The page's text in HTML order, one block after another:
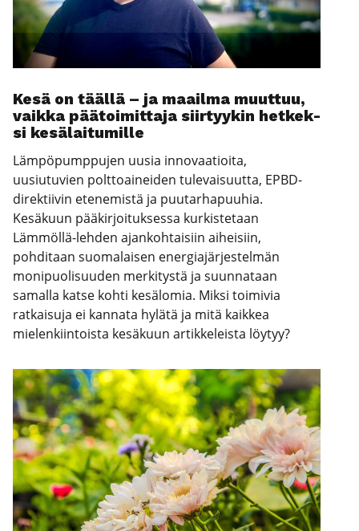
Kesä on tääl­lä – ja maa­il­ma muut­tuu,
vaik­ka pää­toi­mit­ta­ja siir­tyy­kin het­kek­
si kesä­lai­tu­mil­le
Lämpöpumppujen uusia innovaatioita,
uusiutuvien polttoaineiden tulevaisuutta, EPBD-
direktiivin etenemistä ja puutarhapuuhia.
Kesäkuun pääkirjoituksessa kurkistetaan
Lämmöllä-lehden ajankohtaisiin aiheisiin,
pohditaan suomalaisen energiajärjestelmän
monipuolisuuden merkitystä ja suunnataan
samalla katse kohti kesälomia. Miksi toimivia
ratkaisuja ei kannata hylätä ja mitä kaikkea
mielenkiintoista kesäkuun artikkeleista löytyy?